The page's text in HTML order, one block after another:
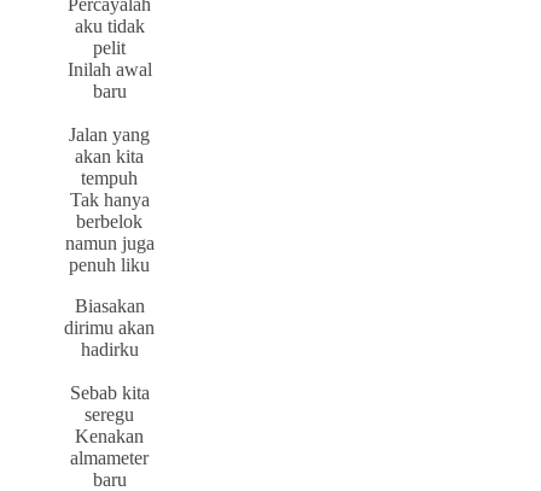
aku tidak
pelit
Inilah awal
baru
Jalan yang
akan kita
tempuh
Tak hanya
berbelok
namun juga
penuh liku
Biasakan
dirimu akan
hadirku
Sebab kita
seregu
Kenakan
almameter
baru